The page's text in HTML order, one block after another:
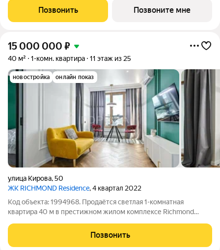
расположенный в новом центре, в шаговой доступности от
станции метро «Октябрьская».
Позвонить Позвоните мне
15 000 000 ₽
40 м² 1-комн. квартира 11 этаж из 25
новостройка онлайн показ
улица Кирова,50
ЖК RICHMOND Residence, 4 квартал 2022
Код объекта: 1994968. Продаётся светлая 1-комнатная
квартира 40 м в престижном жилом комплексе Richmond
делового и культурного центра Новосибирска. Этаж: 11 из 25
высокий уровень с отличным
Позвонить